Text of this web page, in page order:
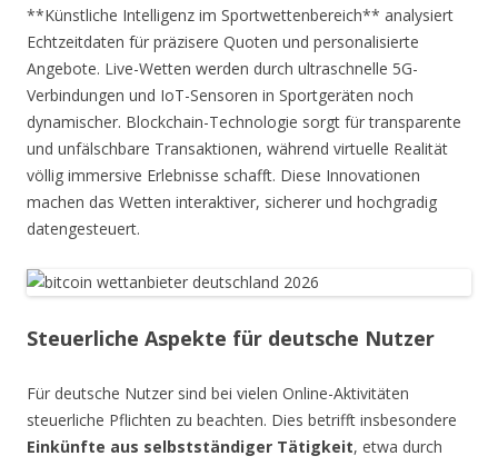
**Künstliche Intelligenz im Sportwettenbereich** analysiert
Echtzeitdaten für präzisere Quoten und personalisierte
Angebote. Live-Wetten werden durch ultraschnelle 5G-
Verbindungen und IoT-Sensoren in Sportgeräten noch
dynamischer. Blockchain-Technologie sorgt für transparente
und unfälschbare Transaktionen, während virtuelle Realität
völlig immersive Erlebnisse schafft. Diese Innovationen
machen das Wetten interaktiver, sicherer und hochgradig
datengesteuert.
Steuerliche Aspekte für deutsche Nutzer
Für deutsche Nutzer sind bei vielen Online-Aktivitäten
steuerliche Pflichten zu beachten. Dies betrifft insbesondere
Einkünfte aus selbstständiger Tätigkeit, etwa durch